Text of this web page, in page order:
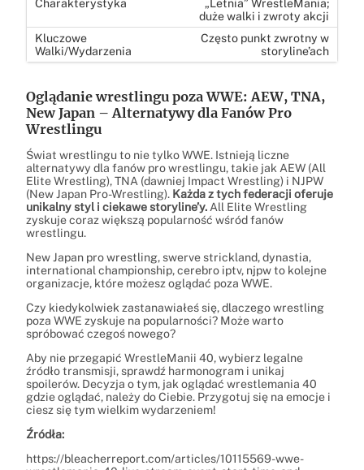
„Letnia” WrestleMania;
duże walki i zwroty akcji
Często punkt zwrotny w
storyline’ach
Oglądanie wrestlingu poza WWE: AEW, TNA,
New Japan – Alternatywy dla Fanów Pro
Wrestlingu
Świat wrestlingu to nie tylko WWE. Istnieją liczne
alternatywy dla fanów pro wrestlingu, takie jak AEW (All
Elite Wrestling), TNA (dawniej Impact Wrestling) i NJPW
(New Japan Pro-Wrestling). Każda z tych federacji oferuje
unikalny styl i ciekawe storyline’y. All Elite Wrestling
zyskuje coraz większą popularność wśród fanów
wrestlingu.
New Japan pro wrestling, swerve strickland, dynastia,
international championship, cerebro iptv, njpw to kolejne
organizacje, które możesz oglądać poza WWE.
Czy kiedykolwiek zastanawiałeś się, dlaczego wrestling
poza WWE zyskuje na popularności? Może warto
spróbować czegoś nowego?
Aby nie przegapić WrestleManii 40, wybierz legalne
źródło transmisji, sprawdź harmonogram i unikaj
spoilerów. Decyzja o tym, jak oglądać wrestlemania 40
gdzie oglądać, należy do Ciebie. Przygotuj się na emocje i
ciesz się tym wielkim wydarzeniem!
Źródła:
https://bleacherreport.com/articles/10115569-wwe-